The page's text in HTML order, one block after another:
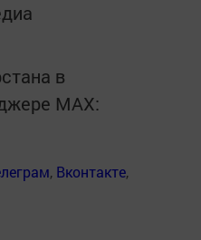
в
MАХ:
, Вконтакте,